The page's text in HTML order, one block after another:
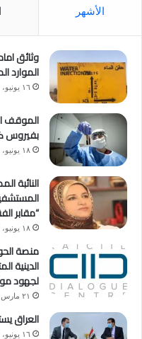
الأشهر
وثائق
الموارد
١٦ يونيو، ٢٠٢٠
الموقف
بفيروس
١٨ يونيو، ٢٠٢٠
النائبة
“مقابر
١٨ يونيو، ٢٠٢٠
منصة
الدينية
لجهود
٢١ مارس، ٢٠٢٠
العراق
١٦ يونيو، ٢٠٢٠